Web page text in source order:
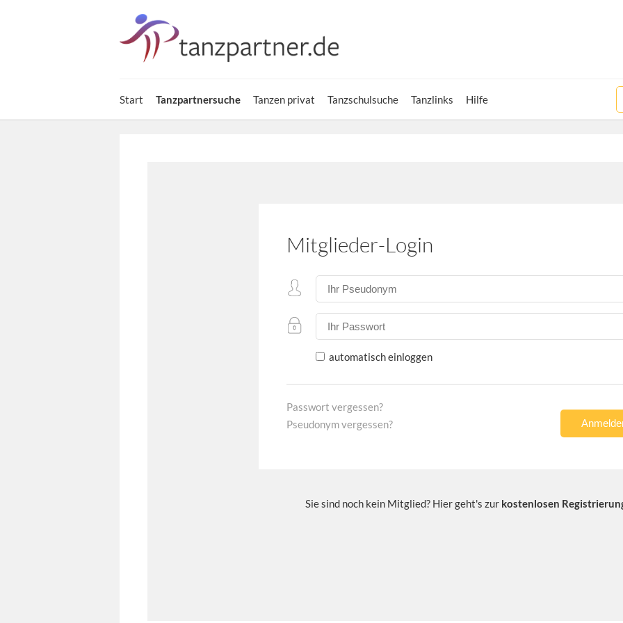
Start Tanzpartnersuche Tanzen privat Tanzschulsuche Tanzlinks Hilfe
Mitglieder-Login
automatisch einloggen
Passwort vergessen?
Pseudonym vergessen?
Sie sind noch kein Mitglied? Hier geht's zur kostenlosen